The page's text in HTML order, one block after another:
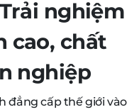
nghiệm
cao, chất
nghiệp
đẳng cấp thế giới vào